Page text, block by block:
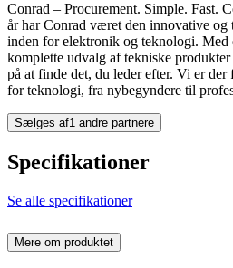
Conrad – Procurement. Simple. Fast.
år har Conrad været den innovative
inden for elektronik og teknologi. Med
komplette udvalg af tekniske
på at finde det, du leder efter. Vi er
for teknologi, fra nybegyndere til
Sælges af1 andre partnere
Specifikationer
Se alle specifikationer
Mere om produktet